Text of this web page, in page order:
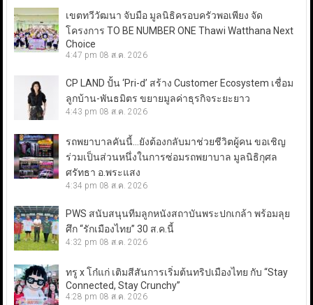
เขตทวีวัฒนา จับมือ มูลนิธิครอบครัวพอเพียง จัด
โครงการ TO BE NUMBER ONE Thawi Watthana Next
Choice
4:47 pm 08 ส.ค. 2026
CP LAND ปั้น ‘Pri-d’ สร้าง Customer Ecosystem เชื่อม
ลูกบ้าน-พันธมิตร ขยายมูลค่าธุรกิจระยะยาว
4:43 pm 08 ส.ค. 2026
รถพยาบาลคันนี้…ยังต้องกลับมาช่วยชีวิตผู้คน ขอเชิญ
ร่วมเป็นส่วนหนึ่งในการซ่อมรถพยาบาล มูลนิธิกุศล
ศรัทธา อ.พระแสง
4:34 pm 08 ส.ค. 2026
PWS สนับสนุนทีมลูกหนังสถาบันพระปกเกล้า พร้อมลุย
ศึก “รักเมืองไทย” 30 ส.ค.นี้
4:32 pm 08 ส.ค. 2026
ทรู x โก๋แก่ เติมสีสันการเริ่มต้นทริปเมืองไทย กับ “Stay
Connected, Stay Crunchy”
4:28 pm 08 ส.ค. 2026